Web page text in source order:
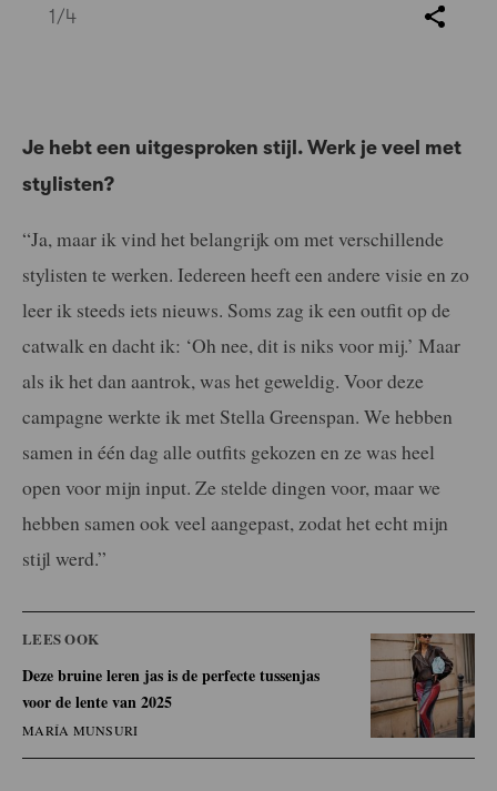
1/4
Je hebt een uitgesproken stijl. Werk je veel met
stylisten?
“Ja, maar ik vind het belangrijk om met verschillende
stylisten te werken. Iedereen heeft een andere visie en zo
leer ik steeds iets nieuws. Soms zag ik een outfit op de
catwalk en dacht ik: ‘Oh nee, dit is niks voor mij.’ Maar
als ik het dan aantrok, was het geweldig. Voor deze
campagne werkte ik met Stella Greenspan. We hebben
samen in één dag alle outfits gekozen en ze was heel
open voor mijn input. Ze stelde dingen voor, maar we
hebben samen ook veel aangepast, zodat het echt mijn
stijl werd.”
LEES OOK
Deze bruine leren jas is de perfecte tussenjas
voor de lente van 2025
MARÍA MUNSURI